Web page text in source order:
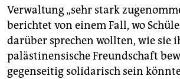
Verwaltung „sehr stark
berichtet von einem Fall, wo
darüber sprechen wollten, wie sie
palästinensische Freundschaft
gegenseitig solidarisch sein